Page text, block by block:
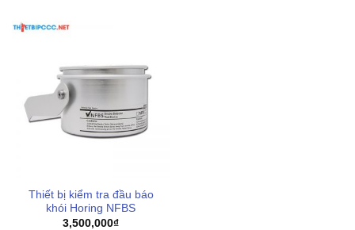
Thiết bị kiểm tra đầu báo
khói Horing NFBS
3,500,000₫